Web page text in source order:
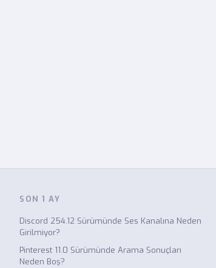
SON 1 AY
Discord 254.12 Sürümünde Ses Kanalına Neden
Girilmiyor?
Pinterest 11.0 Sürümünde Arama Sonuçları
Neden Boş?